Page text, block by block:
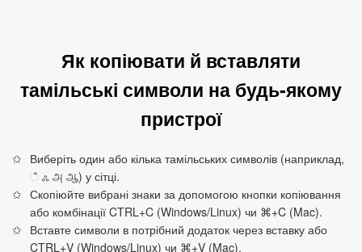
Як копіювати й вставляти
тамільські символи на будь‑якому
пристрої
Виберіть один або кілька тамільських символів (наприклад,
ஂ ஃ அ ஆ) у сітці.
Скопіюйте вибрані знаки за допомогою кнопки копіювання
або комбінації CTRL+C (Windows/Linux) чи ⌘+C (Mac).
Вставте символи в потрібний додаток через вставку або
CTRL+V (Windows/Linux) чи ⌘+V (Mac).